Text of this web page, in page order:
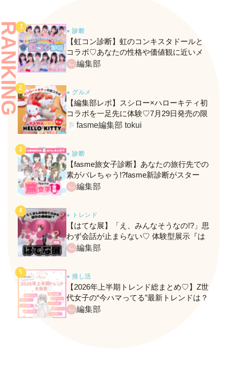
● 診断
【虹コン診断】虹のコンキスタドールと
コラボ♡あなたの性格や価値観に近いメ
ンバーがわかる、fasmeの新診断がスター
編集部
● グルメ
【編集部レポ】スシロー×ハローキティ初
コラボを一足先に体験♡7月29日発売の限
定メニュー＆グッズをレポ！
fasme編集部 tokui
● 診断
【fasme旅女子診断】あなたの旅行先での
素がバレちゃう!?fasme新診断がスター
ト！編集部
● トレンド
【はてな展】「え、みんなそうなの!?」思
わず会話が止まらない♡ 体験型展示『は
てな展』に行ってきたレポ
編集部
● 推し活
【2026年上半期トレンド総まとめ♡】Z世
代女子の“今ハマってる”最新トレンドは？
ネクストバズ予報もチェック♪
編集部